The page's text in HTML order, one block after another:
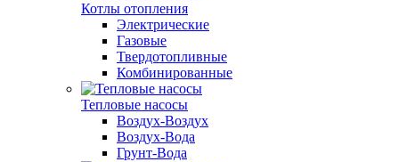
Котлы отопления
Электрические
Газовые
Твердотопливные
Комбинированные
Тепловые насосы
Воздух-Воздух
Воздух-Вода
Грунт-Вода